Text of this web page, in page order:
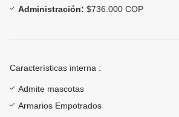
Administración: $736.000 COP
Características interna :
Admite mascotas
Armarios Empotrados